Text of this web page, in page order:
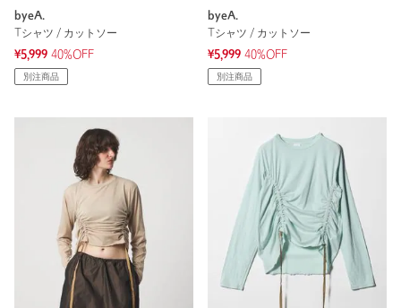
byeA.
Tシャツ / カットソー
¥5,999 40%OFF
別注商品
byeA.
Tシャツ / カットソー
¥5,999 40%OFF
別注商品